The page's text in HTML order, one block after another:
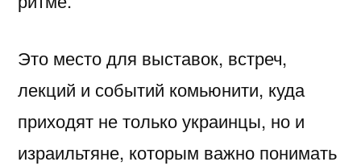
עצמן
Pick
Each
Other
Это место для выставок, встреч,
лекций и событий комьюнити, куда
приходят не только украинцы, но и
израильтяне, которым важно понимать